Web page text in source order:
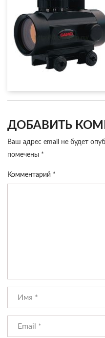
ДОБАВИТЬ
Ваш адрес email не будет
помечены *
Комментарий *